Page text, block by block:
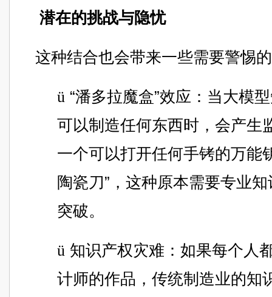
潜在的挑战与隐忧
这种结合也会带来一些需要警惕
ü “潘多拉魔盒”效应：当大模
可以制造任何东西时，会产生
一个可以打开任何手铐的万能
陶瓷刀”，这种原本需要专业
突破。
ü 知识产权灾难：如果每个人
计师的作品，传统制造业的知